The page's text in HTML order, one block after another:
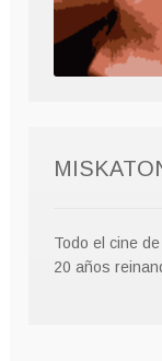
Todo el cine
20 años